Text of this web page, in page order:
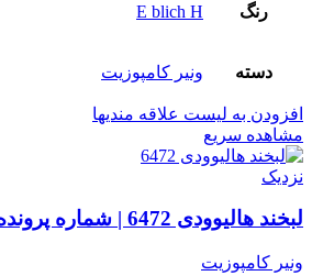
رنگ E blich H
دسته ونیر کامپوزیت
افزودن به لیست علاقه مندیها
مشاهده سریع
نزدیک
لبخند هالیوودی 6472 | شماره پرونده : 6472
ونیر کامپوزیت